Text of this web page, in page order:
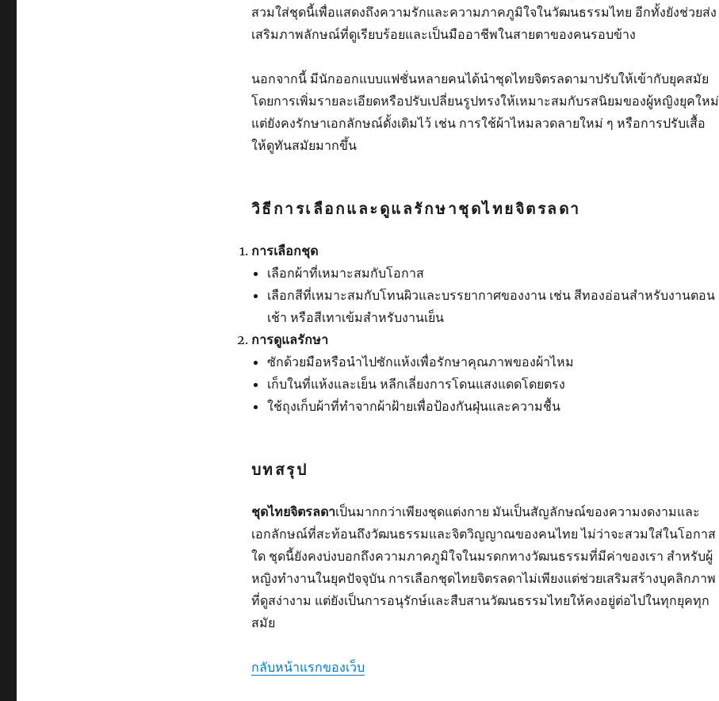
สวมใส่ชุดนี้เพื่อแสดงถึงความรักและความภาคภูมิใจในวัฒนธรรมไทย อีกทั้งยังช่วยส่ง
เสริมภาพลักษณ์ที่ดูเรียบร้อยและเป็นมืออาชีพในสายตาของคนรอบข้าง
นอกจากนี้ มีนักออกแบบแฟชั่นหลายคนได้นำชุดไทยจิตรลดามาปรับให้เข้ากับยุคสมัย
โดยการเพิ่มรายละเอียดหรือปรับเปลี่ยนรูปทรงให้เหมาะสมกับรสนิยมของผู้หญิงยุคใหม่
แต่ยังคงรักษาเอกลักษณ์ดั้งเดิมไว้ เช่น การใช้ผ้าไหมลวดลายใหม่ ๆ หรือการปรับเสื้อ
ให้ดูทันสมัยมากขึ้น
วิธีการเลือกและดูแลรักษาชุดไทยจิตรลดา
การเลือกชุด
เลือกผ้าที่เหมาะสมกับโอกาส
เลือกสีที่เหมาะสมกับโทนผิวและบรรยากาศของงาน เช่น สีทองอ่อนสำหรับงานตอน
เช้า หรือสีเทาเข้มสำหรับงานเย็น
การดูแลรักษา
ซักด้วยมือหรือนำไปซักแห้งเพื่อรักษาคุณภาพของผ้าไหม
เก็บในที่แห้งและเย็น หลีกเลี่ยงการโดนแสงแดดโดยตรง
ใช้ถุงเก็บผ้าที่ทำจากผ้าฝ้ายเพื่อป้องกันฝุ่นและความชื้น
บทสรุป
ชุดไทยจิตรลดาเป็นมากกว่าเพียงชุดแต่งกาย มันเป็นสัญลักษณ์ของความงดงามและ
เอกลักษณ์ที่สะท้อนถึงวัฒนธรรมและจิตวิญญาณของคนไทย ไม่ว่าจะสวมใส่ในโอกาส
ใด ชุดนี้ยังคงบ่งบอกถึงความภาคภูมิใจในมรดกทางวัฒนธรรมที่มีค่าของเรา สำหรับผู้
หญิงทำงานในยุคปัจจุบัน การเลือกชุดไทยจิตรลดาไม่เพียงแต่ช่วยเสริมสร้างบุคลิกภาพ
ที่ดูสง่างาม แต่ยังเป็นการอนุรักษ์และสืบสานวัฒนธรรมไทยให้คงอยู่ต่อไปในทุกยุคทุก
สมัย
กลับหน้าแรกของเว็บ